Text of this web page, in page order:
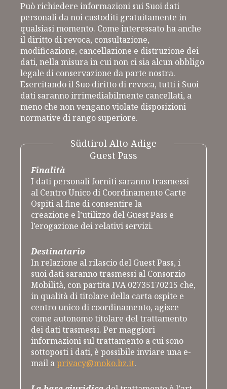
Può richiedere informazioni sui Suoi dati
personali da noi custoditi gratuitamente in
qualsiasi momento. Come interessato ha anche
il diritto di revoca, consultazione,
modificazione, cancellazione e distruzione dei
dati, nella misura in cui non ci sia alcun obbligo
legale di conservazione da parte nostra.
Esercitando il Suo diritto di revoca, tutti i Suoi
dati saranno irrimediabilmente cancellati, a
meno che non vengano violate disposizioni
normative di rango superiore.
Finalità
I dati personali forniti saranno trasmessi
al Centro Unico di Coordinamento Carte
Ospiti al fine di consentire la
creazione e l’utilizzo del Guest Pass e
l’erogazione dei relativi servizi.
Destinatario
In relazione al rilascio del Guest Pass, i
suoi dati saranno trasmessi al Consorzio
Mobilità, con partita IVA 02735170215 che,
in qualità di titolare della carta ospite e
centro unico di coordinamento, agisce
come autonomo titolare del trattamento
dei dati trasmessi. Per maggiori
informazioni sul trattamento a cui sono
sottoposti i dati, è possibile inviare una e-
mail aprivacy@moko.bz.it.